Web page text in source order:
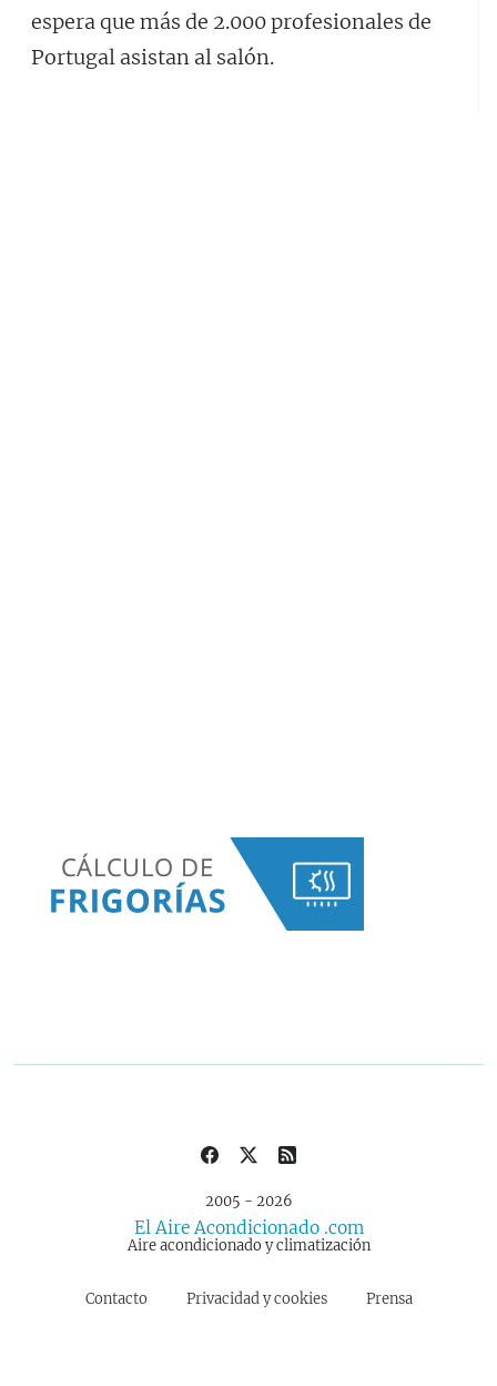
espera que más de 2.000 profesionales de
Portugal asistan al salón.
2005 - 2026
El Aire Acondicionado .com
Aire acondicionado y climatización
Contacto Privacidad y cookies Prensa